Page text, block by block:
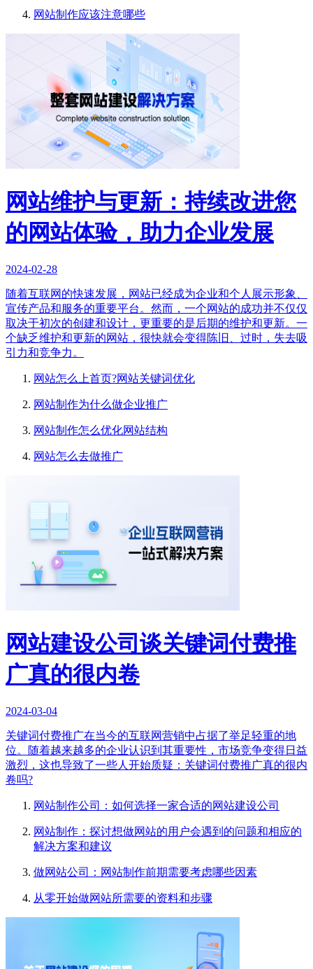
网站制作应该注意哪些
网站维护与更新：持续改进您
的网站体验，助力企业发展
2024-02-28
随着互联网的快速发展，网站已经成为企业和个人展示形象、
宣传产品和服务的重要平台。然而，一个网站的成功并不仅仅
取决于初次的创建和设计，更重要的是后期的维护和更新。一
个缺乏维护和更新的网站，很快就会变得陈旧、过时，失去吸
引力和竞争力。
网站怎么上首页?网站关键词优化
网站制作为什么做企业推广
网站制作怎么优化网站结构
网站怎么去做推广
网站建设公司谈关键词付费推
广真的很内卷
2024-03-04
关键词付费推广在当今的互联网营销中占据了举足轻重的地
位。随着越来越多的企业认识到其重要性，市场竞争变得日益
激烈，这也导致了一些人开始质疑：关键词付费推广真的很内
卷吗?
网站制作公司：如何选择一家合适的网站建设公司
网站制作：探讨想做网站的用户会遇到的问题和相应的
解决方案和建议
做网站公司：网站制作前期需要考虑哪些因素
从零开始做网站所需要的资料和步骤